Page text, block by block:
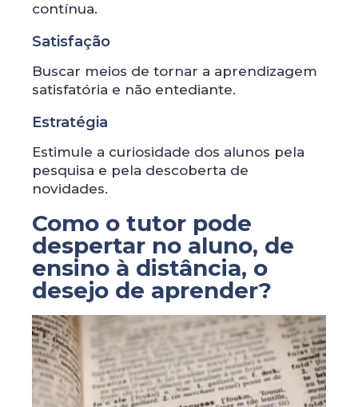
contínua.
Satisfação
Buscar meios de tornar a aprendizagem
satisfatória e não entediante.
Estratégia
Estimule a curiosidade dos alunos pela
pesquisa e pela descoberta de
novidades.
Como o tutor pode
despertar no aluno, de
ensino à distância, o
desejo de aprender?